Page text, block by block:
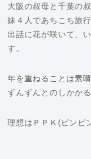
大阪の叔母と千葉の
妹４人であちこち旅
出話に花が咲いて、
す。
年を重ねることは素
ずんずんとのしかか
理想はＰＰＫ(ピンピ